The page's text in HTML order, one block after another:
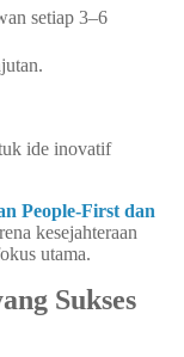
setiap 3–6
ide inovatif
People-First dan
kesejahteraan
utama.
Sukses